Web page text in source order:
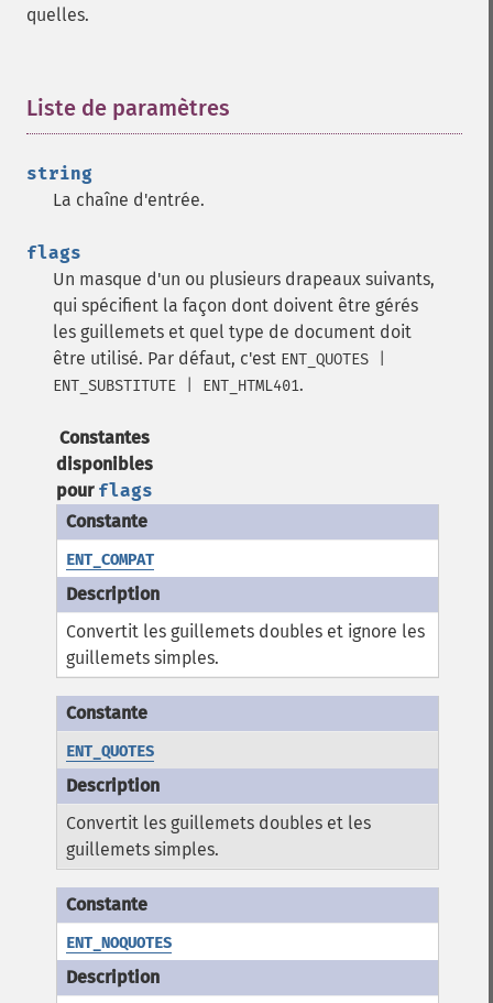
quelles.
Liste de paramètres
string
La chaîne d'entrée.
flags
Un masque d'un ou plusieurs drapeaux suivants,
qui spécifient la façon dont doivent être gérés
les guillemets et quel type de document doit
être utilisé. Par défaut, c'est ENT_QUOTES |
ENT_SUBSTITUTE | ENT_HTML401.
Constantes
disponibles
pour flags
ENT_COMPAT
Convertit les guillemets doubles et ignore les
guillemets simples.
ENT_QUOTES
Convertit les guillemets doubles et les
guillemets simples.
ENT_NOQUOTES